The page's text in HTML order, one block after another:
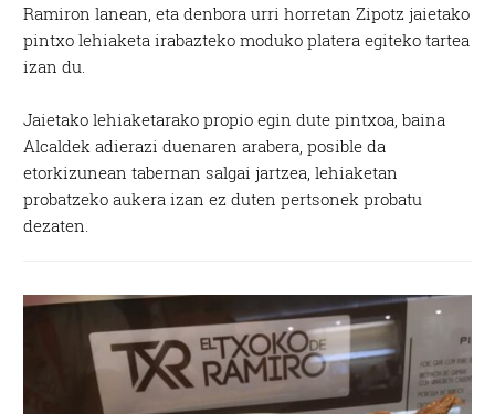
Ramiron lanean, eta denbora urri horretan Zipotz jaietako
pintxo lehiaketa irabazteko moduko platera egiteko tartea
izan du.
Jaietako lehiaketarako propio egin dute pintxoa, baina
Alcaldek adierazi duenaren arabera, posible da
etorkizunean tabernan salgai jartzea, lehiaketan
probatzeko aukera izan ez duten pertsonek probatu
dezaten.